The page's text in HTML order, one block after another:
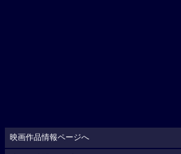
映画作品情報ページへ